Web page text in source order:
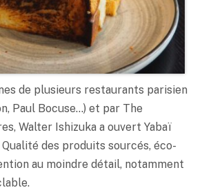
de plusieurs restaurants parisien
Paul Bocuse…) et par The
Walter Ishizuka a ouvert Yabaï
des produits sourcés, éco-
au moindre détail, notamment